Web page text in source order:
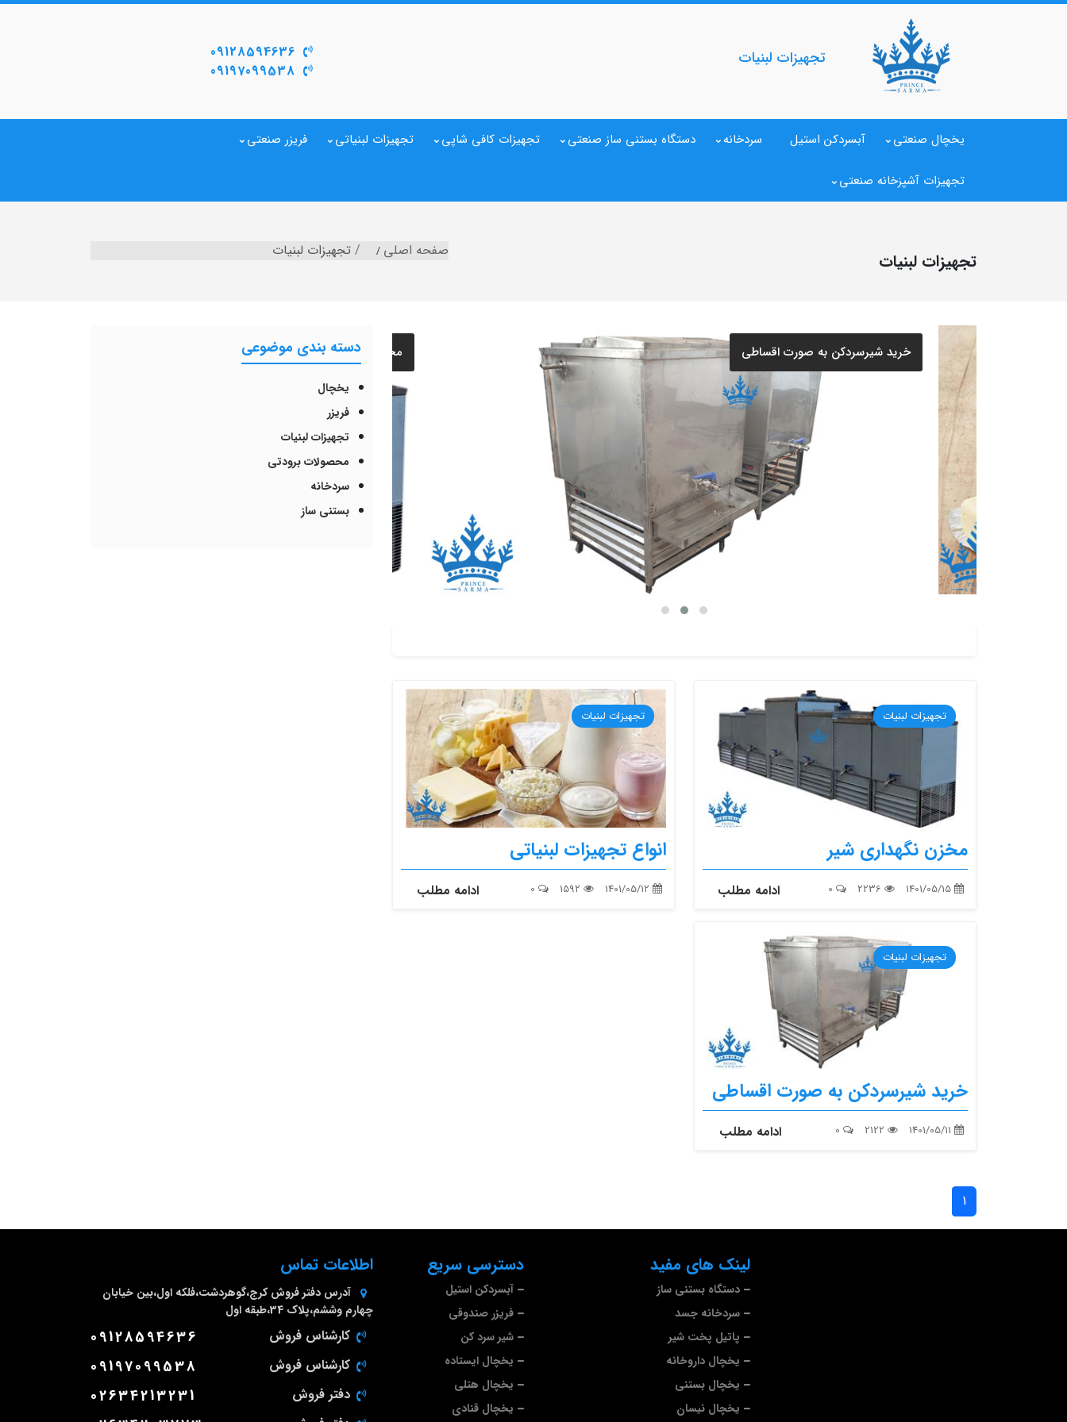
تجهیزات لبنیات
09128594636
09197099538
یخچال صنعتی آبسردکن استیل سردخانه دستگاه بستنی ساز صنعتی تجهیزات کافی شاپی تجهیزات لبنیاتی فریزر صنعتی
تجهیزات آشپزخانه صنعتی
تجهیزات لبنیات صفحه اصلی تجهیزات لبنیات
مخزن نگهداری شیر خرید شیرسردکن به صورت اقساطی
تجهیزات لبنیات
مخزن نگهداری شیر
ادامه مطلب
تجهیزات لبنیات
انواع تجهیزات لبنیاتی
ادامه مطلب
تجهیزات لبنیات
خرید شیرسردکن به صورت اقساطی
ادامه مطلب
1
دسته بندی موضوعی
یخچال
فریزر
تجهیزات لبنیات
محصولات برودتی
سردخانه
بستنی ساز
لینک های مفید
دستگاه بستنی ساز
سردخانه جسد
پاتیل پخت شیر
یخچال داروخانه
یخچال بستنی
یخچال نیسان
دسترسی سریع
آبسردکن استیل
فریزر صندوقی
شیر سرد کن
یخچال ایستاده
یخچال هتلی
یخچال قنادی
اطلاعات تماس
آدرس دفتر فروش کرج،گوهردشت،فلکه اول،بین خیابان
چهارم وششم،پلاک 34،طبقه اول
کارشناس فروش 09128594636
کارشناس فروش 09197099538
دفتر فروش 02634213231